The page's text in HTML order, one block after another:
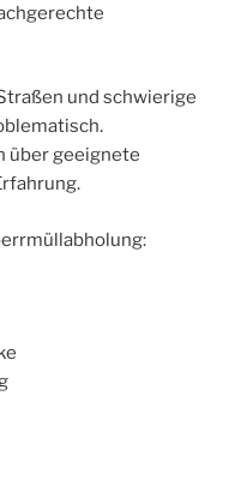
und schwierige
über geeignete